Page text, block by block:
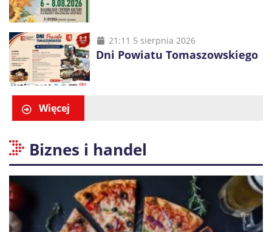
21:11 5 sierpnia 2026
Dni Powiatu Tomaszowskiego
Więcej
Biznes i handel